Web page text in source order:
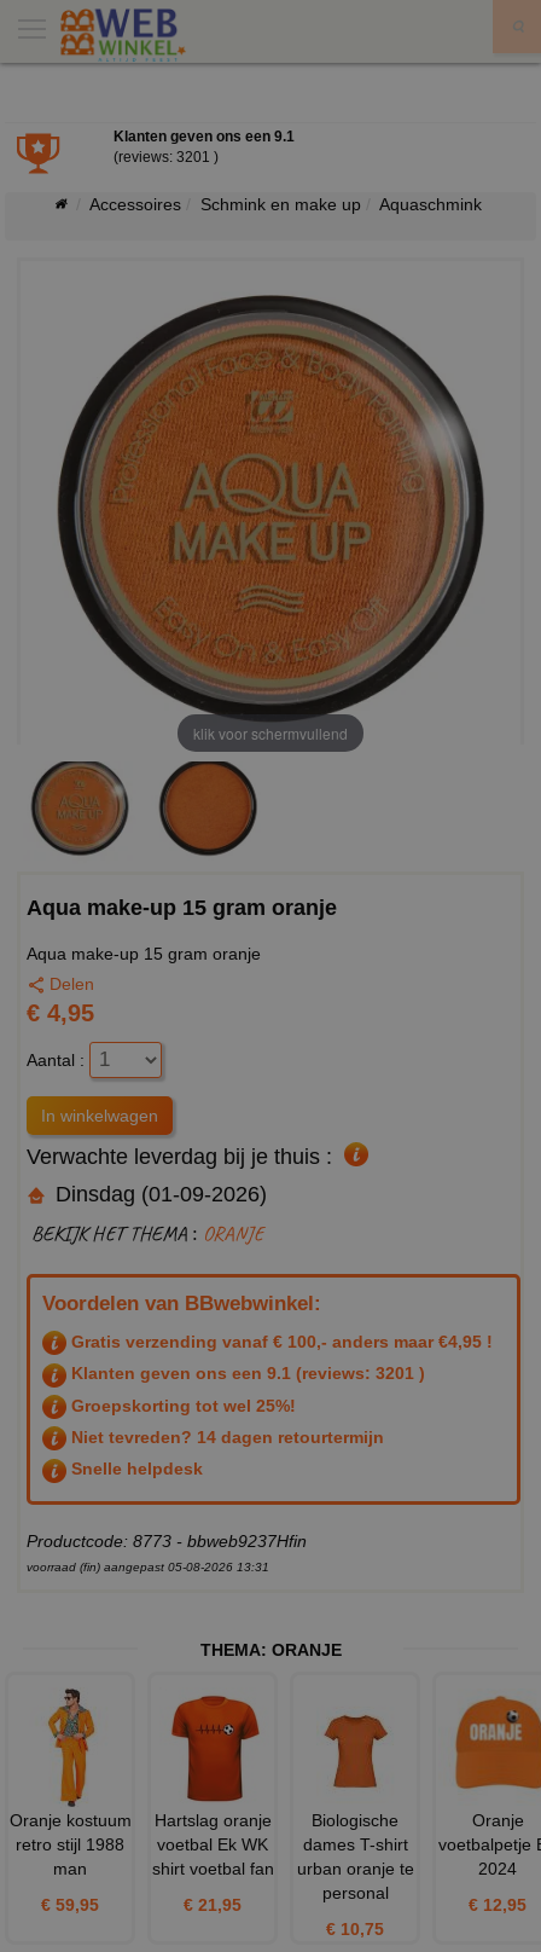
Klanten geven ons een 9.1
(reviews: 3201 )
Accessoires Schmink en make up Aquaschmink
klik voor schermvullend
Aqua make-up 15 gram oranje
Aqua make-up 15 gram oranje
Delen
€ 4,95
Aantal :
Verwachte leverdag bij je thuis :
Dinsdag (01-09-2026)
BEKIJK HET THEMA : ORANJE
Voordelen van BBwebwinkel:
Gratis verzending vanaf € 100,- anders maar €4,95 !
Klanten geven ons een 9.1 (reviews: 3201 )
Groepskorting tot wel 25%!
Niet tevreden? 14 dagen retourtermijn
Snelle helpdesk
Productcode: 8773 - bbweb9237Hfin
voorraad (fin) aangepast 05-08-2026 13:31
THEMA: ORANJE
Oranje kostuum
retro stijl 1988
man
€ 59,95
Hartslag oranje
voetbal Ek WK
shirt voetbal fan
€ 21,95
Biologische
dames T-shirt
urban oranje te
personal
€ 10,75
Oranje
voetbalpetje
2024
€ 12,95